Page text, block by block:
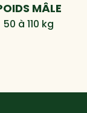
MÂLE
50 à 110 kg